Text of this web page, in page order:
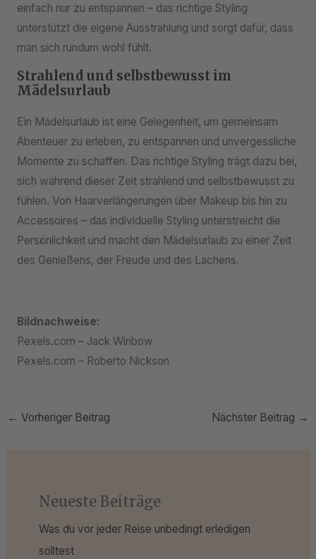
einfach nur zu entspannen – das richtige Styling
unterstützt die eigene Ausstrahlung und sorgt dafür, dass
man sich rundum wohl fühlt.
Strahlend und selbstbewusst im
Mädelsurlaub
Ein Mädelsurlaub ist eine Gelegenheit, um gemeinsam
Abenteuer zu erleben, zu entspannen und unvergessliche
Momente zu schaffen. Das richtige Styling trägt dazu bei,
sich während dieser Zeit strahlend und selbstbewusst zu
fühlen. Von Haarverlängerungen über Makeup bis hin zu
Accessoires – das individuelle Styling unterstreicht die
Persönlichkeit und macht den Mädelsurlaub zu einer Zeit
des Genießens, der Freude und des Lachens.
Bildnachweise:
Pexels.com – Jack Winbow
Pexels.com – Roberto Nickson
← Vorheriger Beitrag Nächster Beitrag →
Neueste Beiträge
Was du vor jeder Reise unbedingt erledigen
solltest